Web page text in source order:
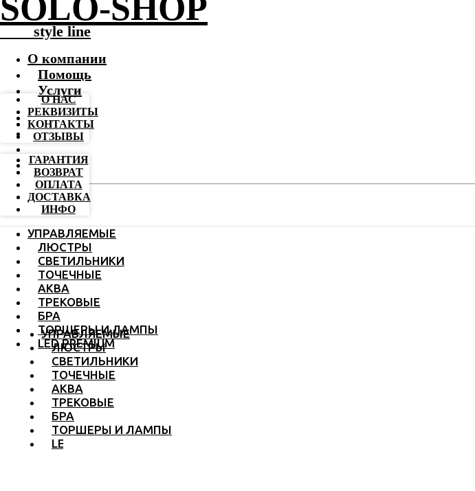
SOLO-SHOP
-------style line
О компании
Помощь
Услуги
О НАС
РЕКВИЗИТЫ
КОНТАКТЫ
ОТЗЫВЫ
ГАРАНТИЯ
ВОЗВРАТ
ОПЛАТА
ДОСТАВКА
ИНФО
УПРАВЛЯЕМЫЕ
ЛЮСТРЫ
СВЕТИЛЬНИКИ
ТОЧЕЧНЫЕ
АКВА
ТРЕКОВЫЕ
БРА
ТОРШЕРЫ И ЛАМПЫ
LED PREMIUM
УПРАВЛЯЕМЫЕ
ЛЮСТРЫ
СВЕТИЛЬНИКИ
ТОЧЕЧНЫЕ
АКВА
ТРЕКОВЫЕ
БРА
ТОРШЕРЫ И ЛАМПЫ
LED PREMIUM